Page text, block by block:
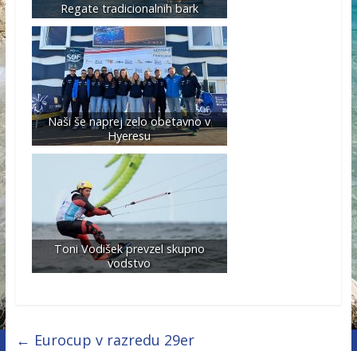
Regate tradicionalnih bark
Naši še naprej zelo obetavno v
Hyeresu
Toni Vodišek prevzel skupno
vodstvo
← Eurocup v razredu 29er